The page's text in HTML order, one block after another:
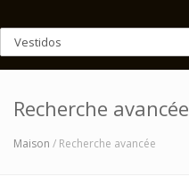
Recherche avancée
Maison / Recherche avancée